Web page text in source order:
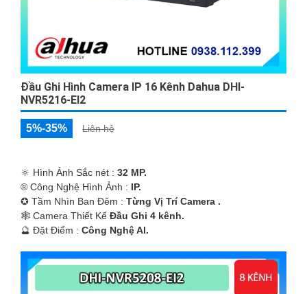
Đầu Ghi Hình Camera IP 16 Kênh Dahua DHI-
NVR5216-EI2
5%-35% Liên hệ
🔆 Hình Ảnh Sắc nét : 32 MP.
®️ Công Nghệ Hình Ảnh : IP.
✪ Tầm Nhìn Ban Đêm : Từng Vị Trí Camera .
🕸️ Camera Thiết Kế Đầu Ghi 4 kênh.
️🔮 Đặt Điểm : Công Nghệ AI.